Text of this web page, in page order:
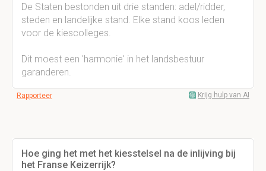
De Staten bestonden uit drie standen: adel/ridder,
steden en landelijke stand. Elke stand koos leden
voor de kiescolleges.
Dit moest een 'harmonie' in het landsbestuur
garanderen.
Rapporteer Krijg hulp van AI
Hoe ging het met het kiesstelsel na de inlijving bij
het Franse Keizerrijk?